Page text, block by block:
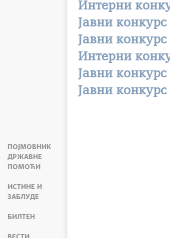
ПОЈМОВНИК
ДРЖАВНЕ
ПОМОЋИ
ИСТИНЕ И
ЗАБЛУДЕ
БИЛТЕН
Интерни
Јавни
Јавни
Интерни
Јавни
Јавни